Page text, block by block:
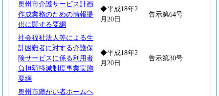
奥州市介護サービス計画
作成業務のための情報提
供に関する要綱
◆平成18年2
月20日
告示第64号
社会福祉法人等による生
計困難者に対する介護保
険サービスに係る利用者
負担額軽減制度事業実施
要綱
◆平成18年2
月20日
告示第30号
奥州市障がい者ホームヘ